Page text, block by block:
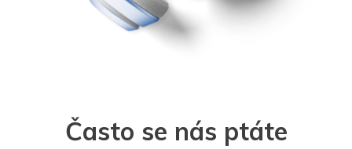
Často se nás ptáte